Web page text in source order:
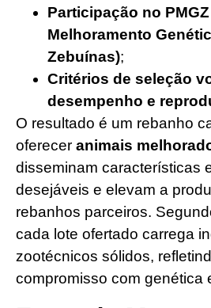
Participação no
Melhoramento
Zebuínas);
Critérios de seleção
desempenho e
O resultado é um rebanho
oferecer animais
disseminam características
desejáveis e elevam a
rebanhos parceiros.
cada lote ofertado carrega
zootécnicos sólidos,
compromisso com genética